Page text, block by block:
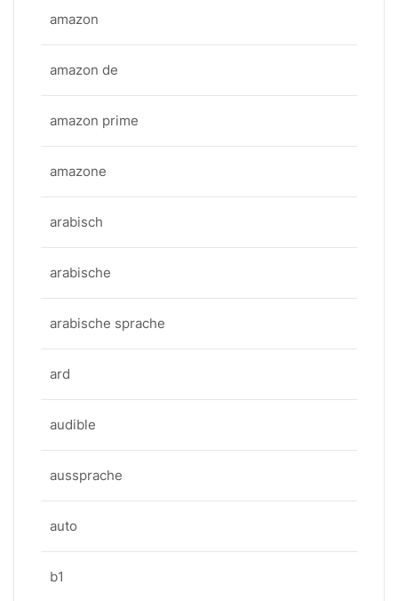
amazon
amazon de
amazon prime
amazone
arabisch
arabische
arabische sprache
ard
audible
aussprache
auto
b1